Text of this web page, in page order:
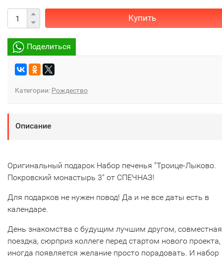
Купить
Поделиться
Категории: Рождество
Описание
Оригинальный подарок Набор печенья "Троице-Лыково.
Покровский монастырь 3" от СПЕЧНАЗ!
Для подарков не нужен повод! Да и не все даты есть в
календаре.
День знакомства с будущим лучшим другом, совместная
поездка, сюрприз коллеге перед стартом нового
иногда появляется желание просто порадовать. И набор